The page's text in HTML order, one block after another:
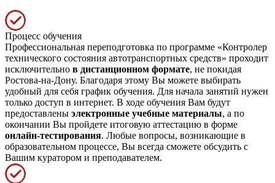
Процесс обучения
Профессиональная переподготовка по программе «Контролер
технического состояния автотранспортных средств» проходит
исключительно в дистанционном формате, не покидая
Ростова-на-Дону. Благодаря этому Вы можете выбирать
удобный для себя график обучения. Для начала занятий нужен
только доступ в интернет. В ходе обучения Вам будут
предоставлены электронные учебные материалы, а по
окончании Вы пройдете итоговую аттестацию в форме
онлайн-тестирования. Любые вопросы, возникающие в
образовательном процессе, Вы всегда сможете обсудить с
Вашим куратором и преподавателем.